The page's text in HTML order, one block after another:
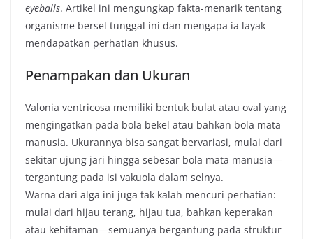
eyeballs. Artikel ini mengungkap fakta-menarik tentang
organisme bersel tunggal ini dan mengapa ia layak
mendapatkan perhatian khusus.
Penampakan dan Ukuran
Valonia ventricosa memiliki bentuk bulat atau oval yang
mengingatkan pada bola bekel atau bahkan bola mata
manusia. Ukurannya bisa sangat bervariasi, mulai dari
sekitar ujung jari hingga sebesar bola mata manusia—
tergantung pada isi vakuola dalam selnya.
Warna dari alga ini juga tak kalah mencuri perhatian:
mulai dari hijau terang, hijau tua, bahkan keperakan
atau kehitaman—semuanya bergantung pada struktur